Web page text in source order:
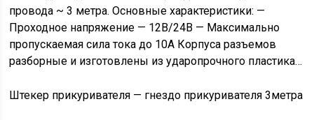
провода ~ 3 метра. Основные характеристики: —
Проходное напряжение — 12В/24В — Максимально
пропускаемая сила тока до 10А Корпуса разъемов
разборные и изготовлены из ударопрочного пластика…
Штекер прикуривателя — гнездо прикуривателя 3метра